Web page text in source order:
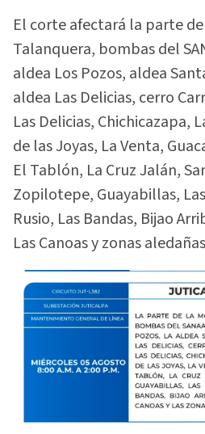
El corte afectará la parte
Talanquera, bombas del
aldea Los Pozos, aldea
aldea Las Delicias, cerro
Las Delicias, Chichicazapa,
de las Joyas, La Venta,
El Tablón, La Cruz Jalán,
Zopilotepe, Guayabillas,
Rusio, Las Bandas, Bijao
Las Canoas y zonas